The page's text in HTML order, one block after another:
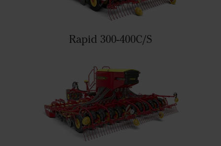
Rapid 300-400C/S